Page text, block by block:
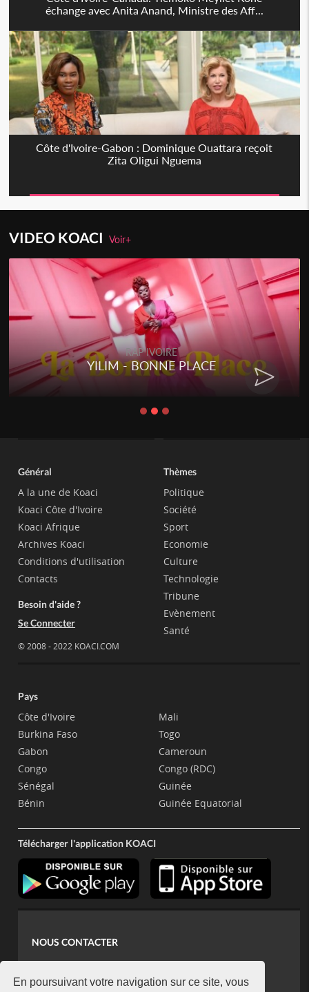
En poursuivant votre navigation sur ce site, vous
échange avec Anita Anand, Ministre des Aff...
Côte d'Ivoire-Gabon : Dominique Ouattara reçoit
Zita Oligui Nguema
VIDEO KOACIVoir+
RAP IVOIRE
YILIM - BONNE PLACE
Général
A la une de Koaci
Koaci Côte d'Ivoire
Koaci Afrique
Archives Koaci
Conditions d'utilisation
Contacts
Besoin d'aide ?
Se Connecter
© 2008 - 2022 KOACI.COM
Thèmes
Politique
Société
Sport
Economie
Culture
Technologie
Tribune
Evènement
Santé
Pays
Côte d'Ivoire
Burkina Faso
Gabon
Congo
Sénégal
Bénin
Mali
Togo
Cameroun
Congo (RDC)
Guinée
Guinée Equatorial
Télécharger l'application KOACI
NOUS CONTACTER
koaci@yahoo.fr